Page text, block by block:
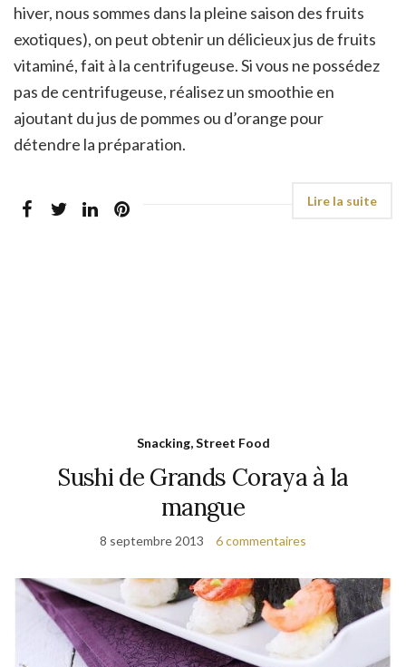
hiver, nous sommes dans la pleine saison des fruits
exotiques), on peut obtenir un délicieux jus de fruits
vitaminé, fait à la centrifugeuse. Si vous ne possédez
pas de centrifugeuse, réalisez un smoothie en
ajoutant du jus de pommes ou d’orange pour
détendre la préparation.
Snacking, Street Food
Sushi de Grands Coraya à la
mangue
8 septembre 2013 6 commentaires